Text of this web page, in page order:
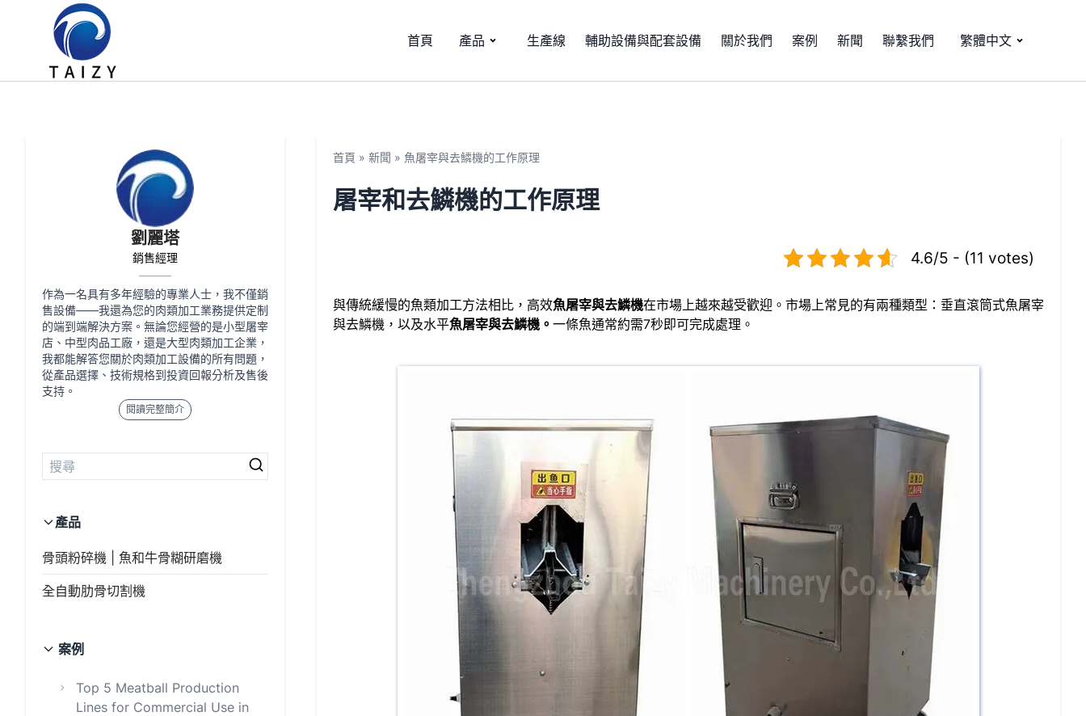
首頁 產品 生產線 輔助設備與配套設備 關於我們 案例 新聞 聯繫我們 繁體中文
劉麗塔
銷售經理
作為一名具有多年經驗的專業人士，我不僅銷
售設備——我還為您的肉類加工業務提供定制
的端到端解決方案。無論您經營的是小型屠宰
店、中型肉品工廠，還是大型肉類加工企業，
我都能解答您關於肉類加工設備的所有問題，
從產品選擇、技術規格到投資回報分析及售後
支持。
閱讀完整簡介
產品
骨頭粉碎機 | 魚和牛骨糊研磨機
全自動肋骨切割機
案例
Top 5 Meatball Production
Lines for Commercial Use in
首頁 » 新聞 » 魚屠宰與去鱗機的工作原理
屠宰和去鱗機的工作原理
4.6/5 - (11 votes)
與傳統緩慢的魚類加工方法相比，高效魚屠宰與去鱗機在市場上越來越受歡迎。市場上常見的有兩種類型：垂直滾筒式魚屠宰
與去鱗機，以及水平魚屠宰與去鱗機。 一條魚通常約需7秒即可完成處理。